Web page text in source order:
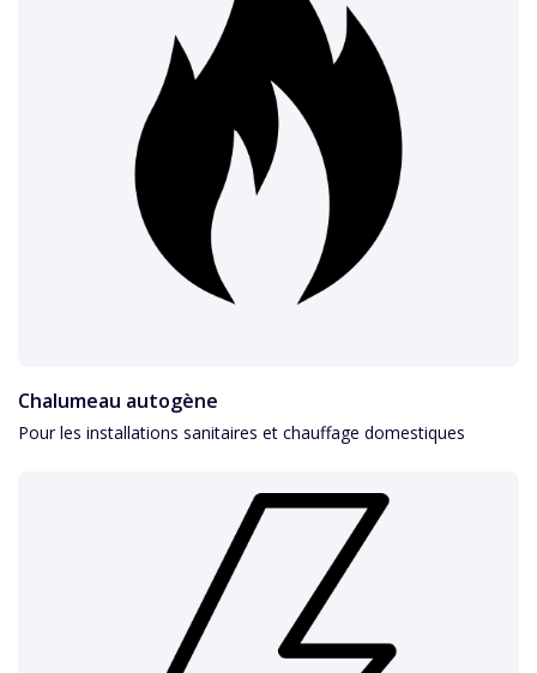
Chalumeau autogène
Pour les installations sanitaires et chauffage domestiques